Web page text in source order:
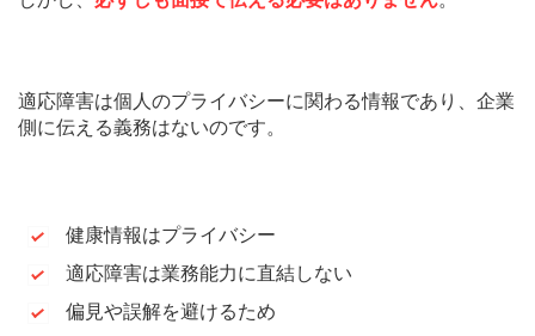
適応障害は個人のプライバシーに関わる情報であり、企業
側に伝える義務はないのです。
健康情報はプライバシー
適応障害は業務能力に直結しない
偏見や誤解を避けるため